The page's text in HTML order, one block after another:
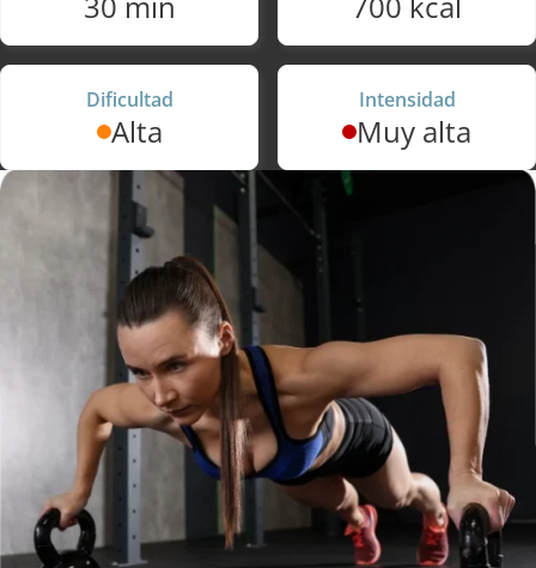
Dificultad
Alta
Intensidad
Muy alta